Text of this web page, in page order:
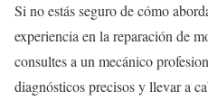
Si no estás seguro de cómo
experiencia en la reparación de
consultes a un mecánico
diagnósticos precisos y llevar a